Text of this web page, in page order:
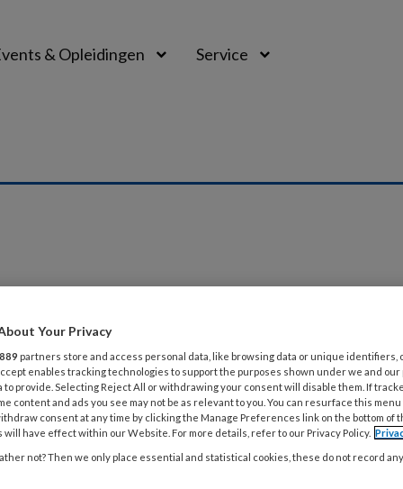
& Opleidingen Service
up to date met de toetsvragen van huisarts Janine
Heb je zelf een vraag? Mail deze naar tpo@nhg.org.
Your Privacy
889 partners store and access personal data, like browsing data or unique identifiers,
enables tracking technologies to support the purposes shown under we and
to provide. Selecting Reject All or withdrawing your consent will disable them. If
content and ads you see may not be as relevant to you. You can resurface this
consent at any time by clicking the Manage Preferences link on the bottom of
will have effect within our Website. For more details, refer to our Privacy Policy.
not? Then we only place essential and statistical cookies, these do not record